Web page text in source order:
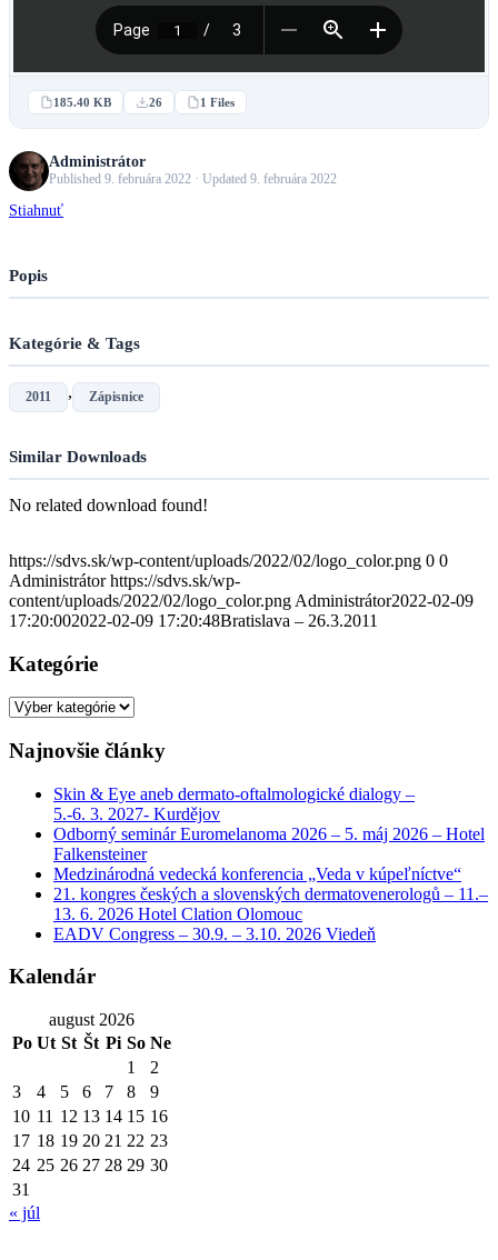
185.40 KB 26 1 Files
Administrátor
Published 9. februára 2022 · Updated 9. februára 2022
Stiahnuť
Popis
Kategórie & Tags
2011 , Zápisnice
Similar Downloads
No related download found!
https://sdvs.sk/wp-content/uploads/2022/02/logo_color.png 0 0
Administrátor https://sdvs.sk/wp-
content/uploads/2022/02/logo_color.png Administrátor2022-02-09
17:20:002022-02-09 17:20:48Bratislava – 26.3.2011
Kategórie
Kategórie
Najnovšie články
Skin & Eye aneb dermato-oftalmologické dialogy –
5.-6. 3. 2027- Kurdějov
Odborný seminár Euromelanoma 2026 – 5. máj 2026 – Hotel
Falkensteiner
Medzinárodná vedecká konferencia „Veda v kúpeľníctve“
21. kongres českých a slovenských dermatovenerologů – 11.–
13. 6. 2026 Hotel Clation Olomouc
EADV Congress – 30.9. – 3.10. 2026 Viedeň
Kalendár
august 2026
Po Ut St Št Pi So Ne
1
2
3
4 5 6 7 8
9
10 11 12 13 14 15 16
17 18 19 20 21 22 23
24 25 26 27 28 29 30
31
« júl